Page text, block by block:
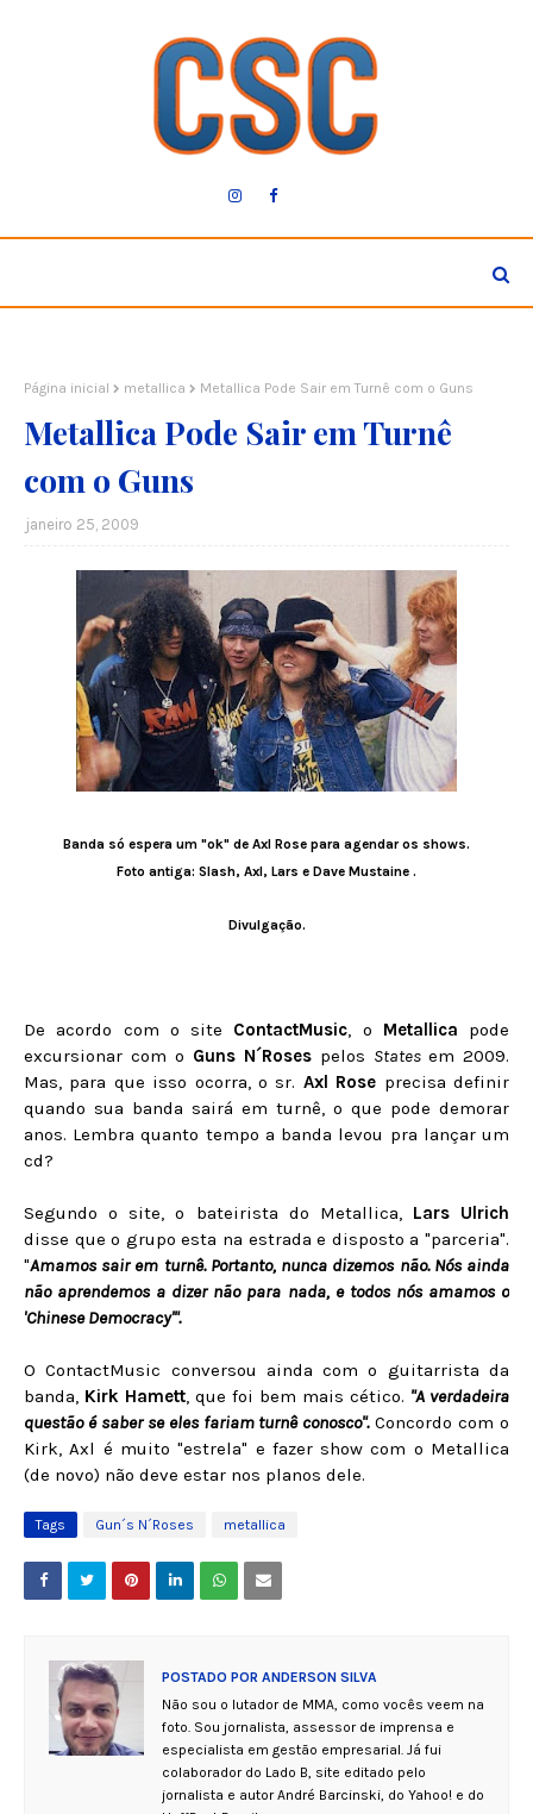
Página inicial metallica Metallica Pode Sair em Turnê com o Guns
Metallica Pode Sair em Turnê
com o Guns
janeiro 25, 2009
Banda só espera um "ok" de Axl Rose para agendar os shows.
Foto antiga: Slash, Axl, Lars e Dave Mustaine .
Divulgação.
De acordo com o site ContactMusic, o Metallica pode
excursionar com o Guns N´Roses pelos States em 2009.
Mas, para que isso ocorra, o sr. Axl Rose precisa definir
quando sua banda sairá em turnê, o que pode demorar
anos. Lembra quanto tempo a banda levou pra lançar um
cd?
Segundo o site, o bateirista do Metallica, Lars Ulrich
disse que o grupo esta na estrada e disposto a "parceria".
"Amamos sair em turnê. Portanto, nunca dizemos não. Nós ainda
não aprendemos a dizer não para nada, e todos nós amamos o
'Chinese Democracy'".
O ContactMusic conversou ainda com o guitarrista da
banda, Kirk Hamett, que foi bem mais cético. "A verdadeira
questão é saber se eles fariam turnê conosco".Concordo com o
Kirk, Axl é muito "estrela" e fazer show com o Metallica
(de novo) não deve estar nos planos dele.
Tags Gun´s N´Roses metallica
POSTADO POR ANDERSON SILVA
Não sou o lutador de MMA, como vocês veem na
foto. Sou jornalista, assessor de imprensa e
especialista em gestão empresarial. Já fui
colaborador do Lado B, site editado pelo
jornalista e autor André Barcinski, do Yahoo! e do